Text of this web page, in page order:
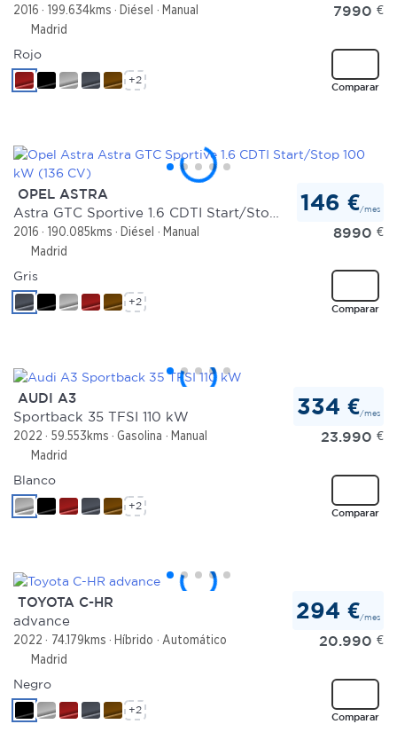
2016 199.634kms Diésel
Manual
Madrid
7990 €
Comparar
Rojo
+2
OPEL ASTRA
Astra GTC Sportive 1.6 CDTI Start/Stop 100 kW (136 CV)
2016 190.085kms Diésel
Manual
Madrid
146 €/mes
8990 €
Comparar
Gris
+2
AUDI A3
Sportback 35 TFSI 110 kW
2022 59.553kms Gasolina
Manual
Madrid
334 €/mes
23.990 €
Comparar
Blanco
+2
TOYOTA C-HR
advance
2022 74.179kms Híbrido
Automático
Madrid
294 €/mes
20.990 €
Comparar
Negro
+2